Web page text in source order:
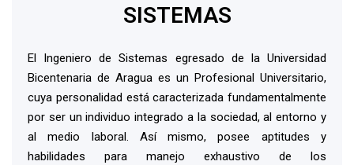
SISTEMAS
El Ingeniero de Sistemas egresado de la Universidad
Bicentenaria de Aragua es un Profesional Universitario,
cuya personalidad está caracterizada fundamentalmente
por ser un individuo integrado a la sociedad, al entorno y
al medio laboral. Así mismo, posee aptitudes y
habilidades para manejo exhaustivo de los